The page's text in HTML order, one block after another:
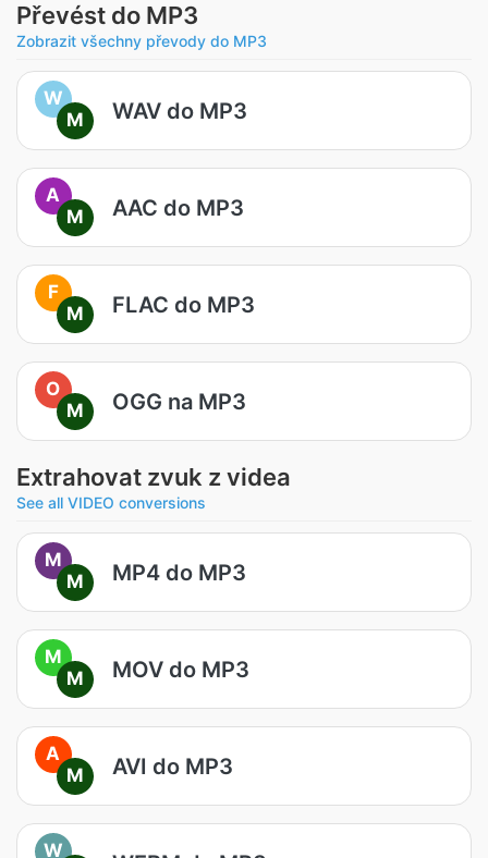
Převést do MP3
Zobrazit všechny převody do MP3
W
M
WAV do MP3
A
M
AAC do MP3
F
M
FLAC do MP3
O
M
OGG na MP3
Extrahovat zvuk z videa
See all VIDEO conversions
M
M
MP4 do MP3
M
M
MOV do MP3
A
M
AVI do MP3
W